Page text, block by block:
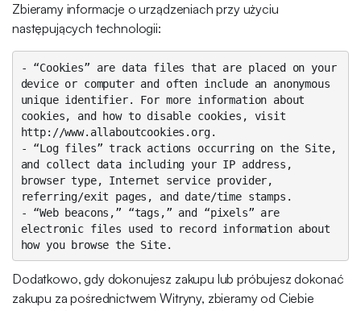
Zbieramy informacje o urządzeniach przy użyciu
następujących technologii:
- “Cookies” are data files that are placed on your
device or computer and often include an anonymous
unique identifier. For more information about
cookies, and how to disable cookies, visit
http://www.allaboutcookies.org.
- “Log files” track actions occurring on the Site,
and collect data including your IP address,
browser type, Internet service provider,
referring/exit pages, and date/time stamps.
- “Web beacons,” “tags,” and “pixels” are
electronic files used to record information about
Dodatkowo, gdy dokonujesz zakupu lub próbujesz dokonać
zakupu za pośrednictwem Witryny, zbieramy od Ciebie